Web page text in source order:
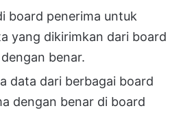
board penerima untuk
yang dikirimkan dari board
benar.
data dari berbagai board
dengan benar di board